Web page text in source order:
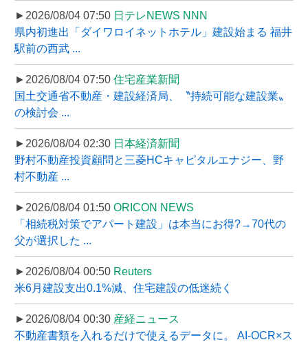
►2026/08/04 07:50 日テレNEWS NNN
県内初進出「ダイワロイネットホテル」建設始まる 福井
駅前の西武 ...
►2026/08/04 07:50 住宅産業新聞
国土交通省不動産・建設経済局、〝持続可能な建設業〟
の検討会 ...
►2026/08/04 02:30 日本経済新聞
野村不動産投資顧問と三菱HCキャピタルエナジー、野
村不動産 ...
►2026/08/04 01:50 ORICON NEWS
「相続税対策でアパート建設」は本当にお得?→70代の
父が選択した ...
►2026/08/04 00:50 Reuters
米6月建設支出0.1%減、住宅建設の低迷続く
►2026/08/04 00:30 産経ニュース
不動産書類を入れるだけで使えるデータに。 AI-OCR×ス